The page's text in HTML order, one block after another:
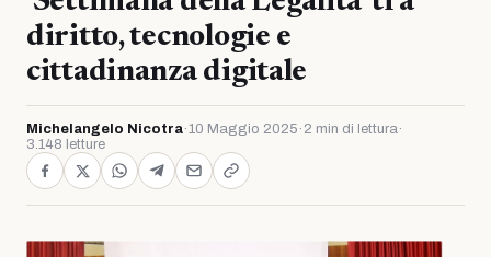
diritto, tecnologie e
cittadinanza digitale
Michelangelo Nicotra·10 Maggio 2025 · 2 min di lettura·
3.148 letture